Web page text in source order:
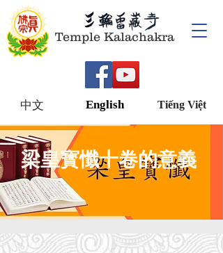
Temple Kalachakra
English Tiếng Việt
中文
梁皇寳懺十卷的意義